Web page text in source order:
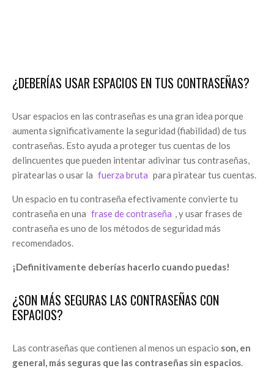
¿DEBERÍAS USAR ESPACIOS EN TUS CONTRASEÑAS?
Usar espacios en las contraseñas es una gran idea porque
aumenta significativamente la seguridad (fiabilidad) de tus
contraseñas. Esto ayuda a proteger tus cuentas de los
delincuentes que pueden intentar adivinar tus contraseñas,
piratearlas o usar la fuerza bruta para piratear tus cuentas.
Un espacio en tu contraseña efectivamente convierte tu
contraseña en una frase de contraseña
, y usar frases de
contraseña es uno de los métodos de seguridad más
recomendados.
¡Definitivamente deberías hacerlo cuando puedas!
¿SON MÁS SEGURAS LAS CONTRASEÑAS CON
ESPACIOS?
Las contraseñas que contienen al menos un espacio son, en
general, más seguras que las contraseñas sin espacios